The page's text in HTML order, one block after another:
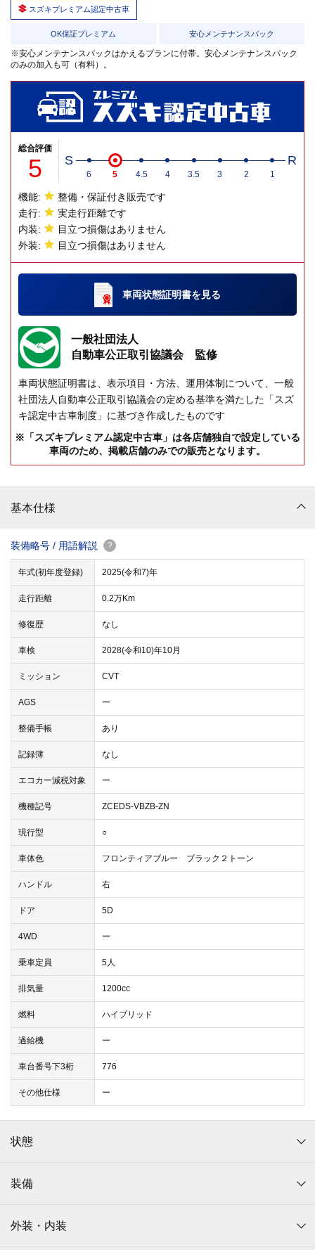
スズキプレミアム認定中古車
OK保証プレミアム 安心メンテナンスパック
※安心メンテナンスパックはかえるプランに付帯。安心メンテナンスパック
のみの加入も可（有料）。
総合評価
5 S R
6 5 4.5 4 3.5 3 2 1
機能:
整備・保証付き販売です
走行:
実走行距離です
内装:
目立つ損傷はありません
外装:
目立つ損傷はありません
車両状態証明書を見る
一般社団法人
自動車公正取引協議会 監修
車両状態証明書は、表示項目・方法、運用体制について、一般
社団法人自動車公正取引協議会の定める基準を満たした「スズ
キ認定中古車制度」に基づき作成したものです
※「スズキプレミアム認定中古車」は各店舗独自で設定している
車両のため、掲載店舗のみでの販売となります。
基本仕様
装備略号 / 用語解説 ?
年式(初年度登録) 2025(令和7)年
走行距離 0.2万Km
修復歴 なし
車検 2028(令和10)年10月
ミッション CVT
AGS ー
整備手帳 あり
記録簿 なし
エコカー減税対象 ー
機種記号 ZCEDS-VBZB-ZN
現行型 ○
車体色 フロンティアブルー ブラック２トーン
ハンドル 右
ドア 5D
4WD ー
乗車定員 5人
排気量 1200cc
燃料 ハイブリッド
過給機 ー
車台番号下3桁 776
その他仕様 ー
状態
装備
外装・内装